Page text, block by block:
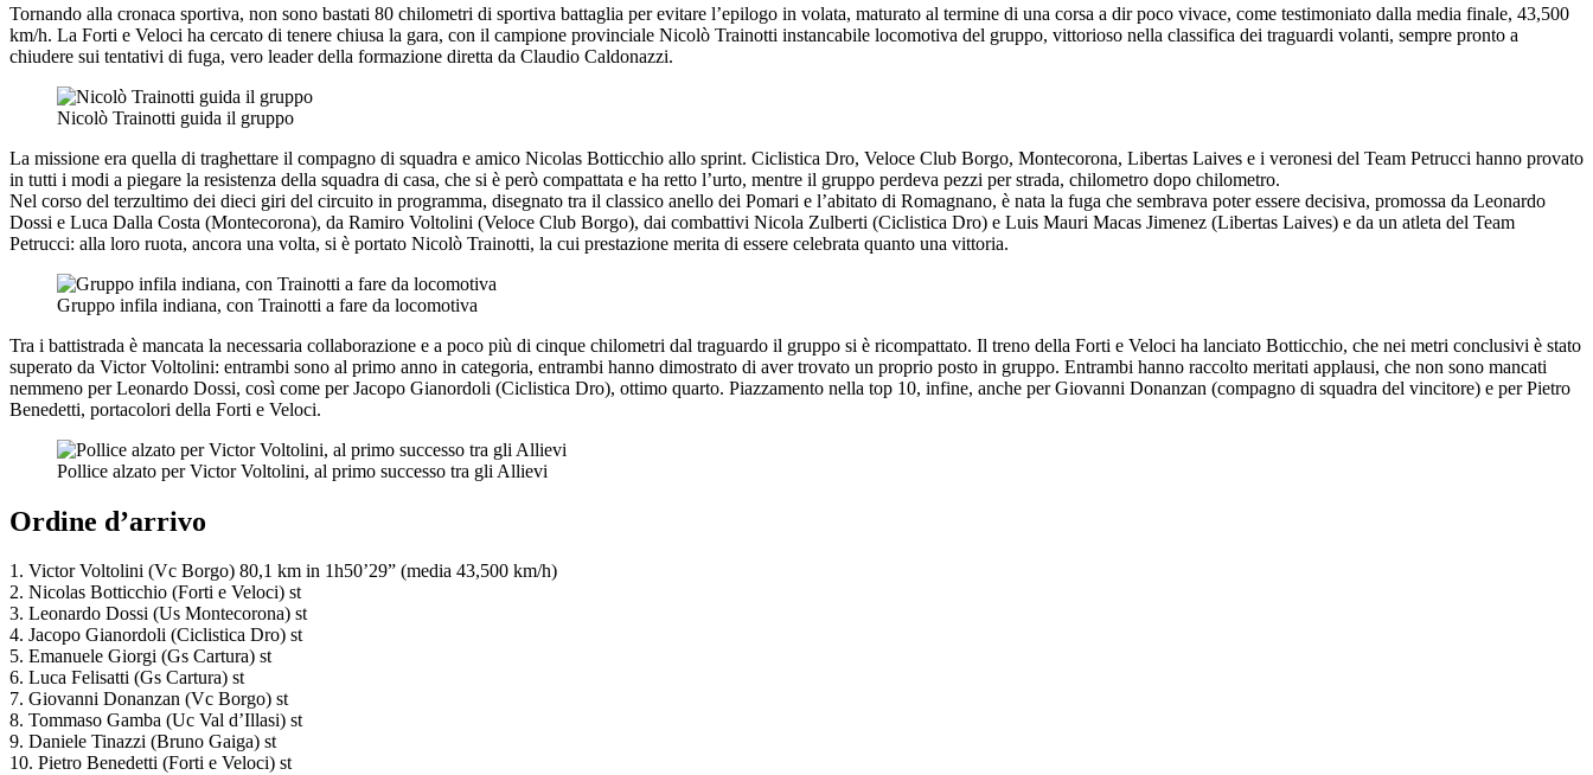
Tornando alla cronaca sportiva, non sono bastati 80 chilometri di sportiva battaglia per evitare l’epilogo in volata, maturato al termine di una corsa a dir poco vivace, come testimoniato dalla media finale, 43,500
km/h. La Forti e Veloci ha cercato di tenere chiusa la gara, con il campione provinciale Nicolò Trainotti instancabile locomotiva del gruppo, vittorioso nella classifica dei traguardi volanti, sempre pronto a
chiudere sui tentativi di fuga, vero leader della formazione diretta da Claudio Caldonazzi.
Nicolò Trainotti guida il gruppo
La missione era quella di traghettare il compagno di squadra e amico Nicolas Botticchio allo sprint. Ciclistica Dro, Veloce Club Borgo, Montecorona, Libertas Laives e i veronesi del Team Petrucci hanno provato
in tutti i modi a piegare la resistenza della squadra di casa, che si è però compattata e ha retto l’urto, mentre il gruppo perdeva pezzi per strada, chilometro dopo chilometro.
Nel corso del terzultimo dei dieci giri del circuito in programma, disegnato tra il classico anello dei Pomari e l’abitato di Romagnano, è nata la fuga che sembrava poter essere decisiva, promossa da Leonardo
Dossi e Luca Dalla Costa (Montecorona), da Ramiro Voltolini (Veloce Club Borgo), dai combattivi Nicola Zulberti (Ciclistica Dro) e Luis Mauri Macas Jimenez (Libertas Laives) e da un atleta del Team
Petrucci: alla loro ruota, ancora una volta, si è portato Nicolò Trainotti, la cui prestazione merita di essere celebrata quanto una vittoria.
Gruppo infila indiana, con Trainotti a fare da locomotiva
Tra i battistrada è mancata la necessaria collaborazione e a poco più di cinque chilometri dal traguardo il gruppo si è ricompattato. Il treno della Forti e Veloci ha lanciato Botticchio, che nei metri conclusivi è stato
superato da Victor Voltolini: entrambi sono al primo anno in categoria, entrambi hanno dimostrato di aver trovato un proprio posto in gruppo. Entrambi hanno raccolto meritati applausi, che non sono mancati
nemmeno per Leonardo Dossi, così come per Jacopo Gianordoli (Ciclistica Dro), ottimo quarto. Piazzamento nella top 10, infine, anche per Giovanni Donanzan (compagno di squadra del vincitore) e per Pietro
Benedetti, portacolori della Forti e Veloci.
Pollice alzato per Victor Voltolini, al primo successo tra gli Allievi
Ordine d’arrivo
1. Victor Voltolini (Vc Borgo) 80,1 km in 1h50’29” (media 43,500 km/h)
2. Nicolas Botticchio (Forti e Veloci) st
3. Leonardo Dossi (Us Montecorona) st
4. Jacopo Gianordoli (Ciclistica Dro) st
5. Emanuele Giorgi (Gs Cartura) st
6. Luca Felisatti (Gs Cartura) st
7. Giovanni Donanzan (Vc Borgo) st
8. Tommaso Gamba (Uc Val d’Illasi) st
9. Daniele Tinazzi (Bruno Gaiga) st
10. Pietro Benedetti (Forti e Veloci) st